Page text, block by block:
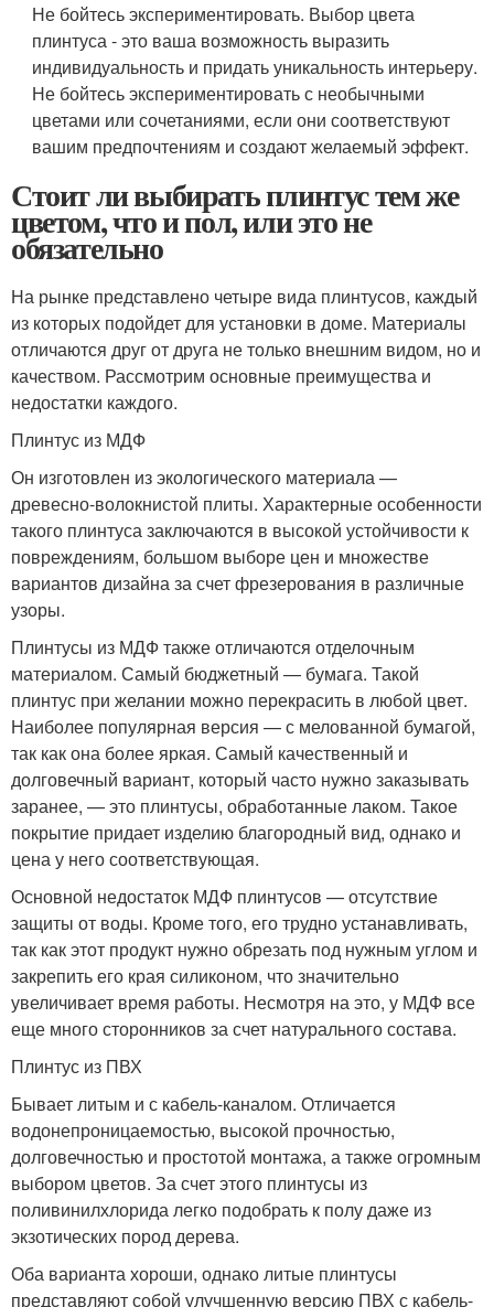
Не бойтесь экспериментировать. Выбор цвета
плинтуса - это ваша возможность выразить
индивидуальность и придать уникальность интерьеру.
Не бойтесь экспериментировать с необычными
цветами или сочетаниями, если они соответствуют
вашим предпочтениям и создают желаемый эффект.
Стоит ли выбирать плинтус тем же
цветом, что и пол, или это не
обязательно
На рынке представлено четыре вида плинтусов, каждый
из которых подойдет для установки в доме. Материалы
отличаются друг от друга не только внешним видом, но и
качеством. Рассмотрим основные преимущества и
недостатки каждого.
Плинтус из МДФ
Он изготовлен из экологического материала —
древесно-волокнистой плиты. Характерные особенности
такого плинтуса заключаются в высокой устойчивости к
повреждениям, большом выборе цен и множестве
вариантов дизайна за счет фрезерования в различные
узоры.
Плинтусы из МДФ также отличаются отделочным
материалом. Самый бюджетный — бумага. Такой
плинтус при желании можно перекрасить в любой цвет.
Наиболее популярная версия — с мелованной бумагой,
так как она более яркая. Самый качественный и
долговечный вариант, который часто нужно заказывать
заранее, — это плинтусы, обработанные лаком. Такое
покрытие придает изделию благородный вид, однако и
цена у него соответствующая.
Основной недостаток МДФ плинтусов — отсутствие
защиты от воды. Кроме того, его трудно устанавливать,
так как этот продукт нужно обрезать под нужным углом и
закрепить его края силиконом, что значительно
увеличивает время работы. Несмотря на это, у МДФ все
еще много сторонников за счет натурального состава.
Плинтус из ПВХ
Бывает литым и с кабель-каналом. Отличается
водонепроницаемостью, высокой прочностью,
долговечностью и простотой монтажа, а также огромным
выбором цветов. За счет этого плинтусы из
поливинилхлорида легко подобрать к полу даже из
экзотических пород дерева.
Оба варианта хороши, однако литые плинтусы
представляют собой улучшенную версию ПВХ с кабель-